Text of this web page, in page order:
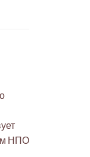
НПО